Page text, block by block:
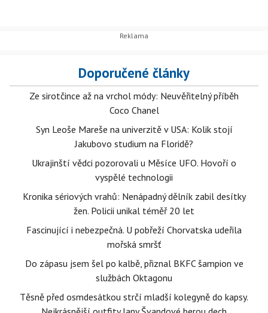
Doporučené články
Ze sirotčince až na vrchol módy: Neuvěřitelný příběh
Coco Chanel
Syn Leoše Mareše na univerzitě v USA: Kolik stojí
Jakubovo studium na Floridě?
Ukrajinští vědci pozorovali u Měsíce UFO. Hovoří o
vyspělé technologii
Kronika sériových vrahů: Nenápadný dělník zabil desítky
žen. Policii unikal téměř 20 let
Fascinující i nebezpečná. U pobřeží Chorvatska udeřila
mořská smršť
Do zápasu jsem šel po kalbě, přiznal BKFC šampion ve
službách Oktagonu
Těsně před osmdesátkou strčí mladší kolegyně do kapsy.